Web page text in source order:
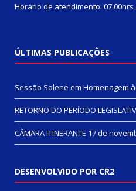
Horário de atendimento: 07:00hrs
ÚLTIMAS PUBLICAÇÕES
Sessão Solene em Homenagem
RETORNO DO PERÍODO
CÂMARA ITINERANTE 17 de
DESENVOLVIDO POR CR2